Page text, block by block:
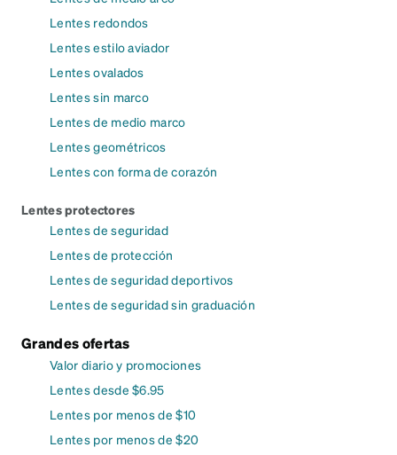
Lentes redondos
Lentes estilo aviador
Lentes ovalados
Lentes sin marco
Lentes de medio marco
Lentes geométricos
Lentes con forma de corazón
Lentes protectores
Lentes de seguridad
Lentes de protección
Lentes de seguridad deportivos
Lentes de seguridad sin graduación
Grandes ofertas
Valor diario y promociones
Lentes desde $6.95
Lentes por menos de $10
Lentes por menos de $20